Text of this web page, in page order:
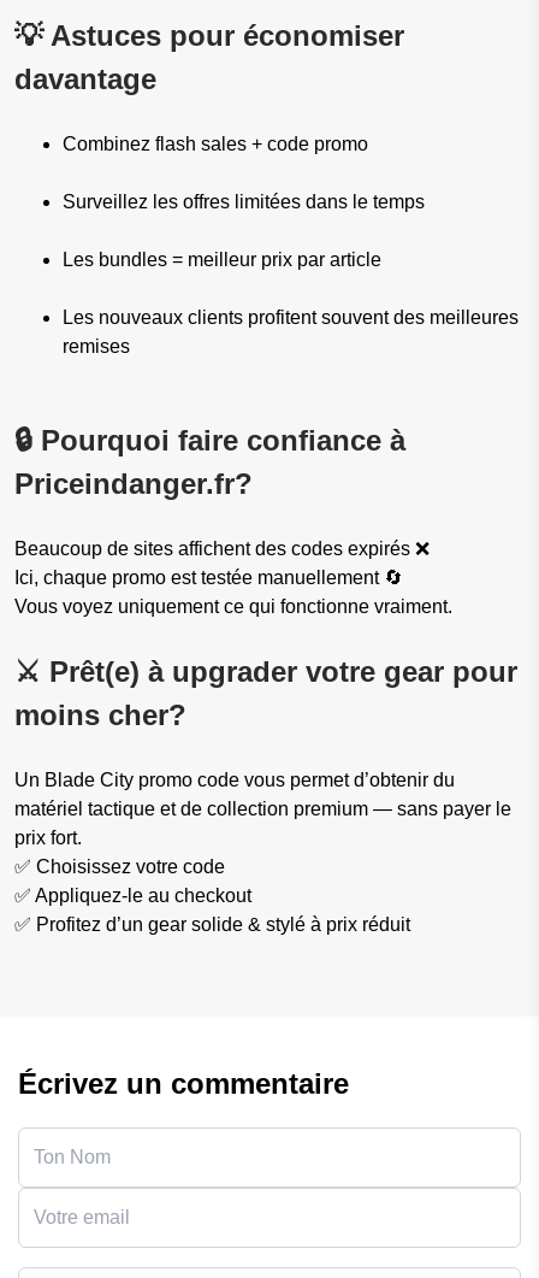
💡 Astuces pour économiser
davantage
Combinez flash sales + code promo
Surveillez les offres limitées dans le temps
Les bundles = meilleur prix par article
Les nouveaux clients profitent souvent des meilleures
remises
🔒 Pourquoi faire confiance à
Priceindanger.fr?
Beaucoup de sites affichent des codes expirés ❌
Ici, chaque promo est testée manuellement 🔄
Vous voyez uniquement ce qui fonctionne vraiment.
⚔️ Prêt(e) à upgrader votre gear pour
moins cher?
Un Blade City promo code vous permet d’obtenir du
matériel tactique et de collection premium — sans payer le
prix fort.
✅ Choisissez votre code
✅ Appliquez-le au checkout
✅ Profitez d’un gear solide & stylé à prix réduit
Écrivez un commentaire